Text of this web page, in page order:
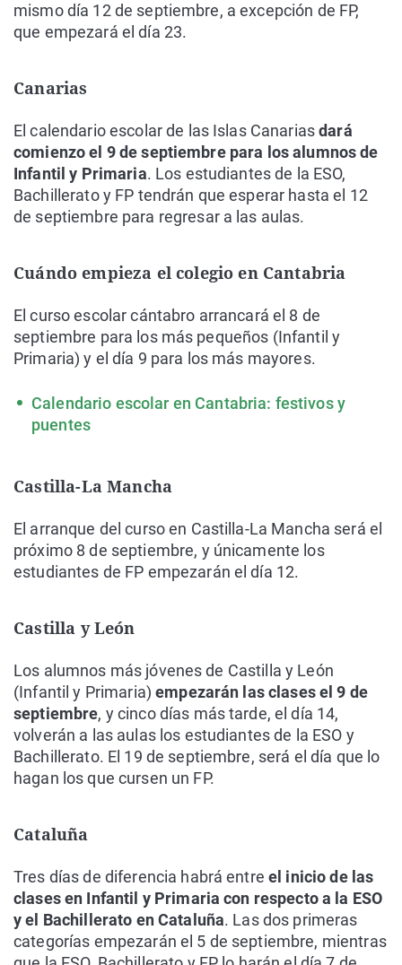
mismo día 12 de septiembre, a excepción de FP,
que empezará el día 23.
Canarias
El calendario escolar de las Islas Canariasdará
comienzo el 9 de septiembre para los alumnos de
Infantil y Primaria. Los estudiantes de la ESO,
Bachillerato y FP tendrán que esperar hasta el 12
de septiembre para regresar a las aulas.
Cuándo empieza el colegio en Cantabria
El curso escolar cántabro arrancará el 8 de
septiembre para los más pequeños (Infantil y
Primaria) y el día 9 para los más mayores.
Calendario escolar en Cantabria: festivos y
puentes
Castilla-La Mancha
El arranque del curso en Castilla-La Mancha será el
próximo 8 de septiembre, y únicamente los
estudiantes de FP empezarán el día 12.
Castilla y León
Los alumnos más jóvenes de Castilla y León
(Infantil y Primaria)empezarán las clases el 9 de
septiembre, y cinco días más tarde, el día 14,
volverán a las aulas los estudiantes de la ESO y
Bachillerato. El 19 de septiembre, será el día que lo
hagan los que cursen un FP.
Cataluña
Tres días de diferencia habrá entreel inicio de las
clases en Infantil y Primaria con respecto a la ESO
y el Bachillerato en Cataluña. Las dos primeras
categorías empezarán el 5 de septiembre, mientras